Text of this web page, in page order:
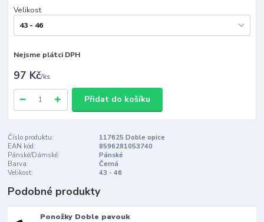
Velikost
Nejsme plátci DPH
97 Kč/ks
Přidat do košíku
Číslo produktu:
117625 Doble opice
EAN kód:
8596281053740
Pánské/Dámské:
Pánské
Barva:
Černá
Velikost:
43 - 46
Podobné produkty
Ponožky Doble pavouk